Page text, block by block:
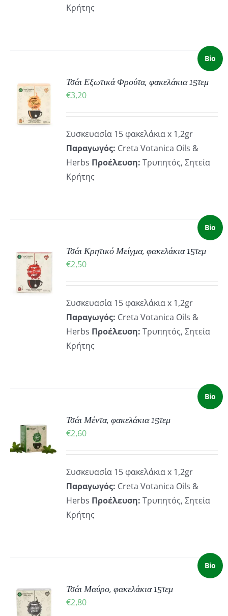
Κρήτης
Bio
Τσάι Εξωτικά Φρούτα, φακελάκια 15τεμ
€3,20
Συσκευασία 15 φακελάκια x 1,2gr
Παραγωγός: Creta Votanica Oils &
Herbs Προέλευση: Τρυπητός, Σητεία
Κρήτης
Bio
Τσάι Κρητικό Μείγμα, φακελάκια 15τεμ
€2,50
Συσκευασία 15 φακελάκια x 1,2gr
Παραγωγός: Creta Votanica Oils &
Herbs Προέλευση: Τρυπητός, Σητεία
Κρήτης
Bio
Τσάι Μέντα, φακελάκια 15τεμ
€2,60
Συσκευασία 15 φακελάκια x 1,2gr
Παραγωγός: Creta Votanica Oils &
Herbs Προέλευση: Τρυπητός, Σητεία
Κρήτης
Bio
Τσάι Μαύρο, φακελάκια 15τεμ
€2,80